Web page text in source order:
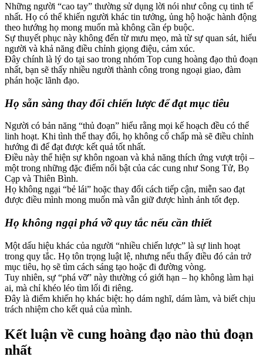
Những người “cao tay” thường sử dụng lời nói như công cụ tinh tế
nhất. Họ có thể khiến người khác tin tưởng, ủng hộ hoặc hành động
theo hướng họ mong muốn mà không cần ép buộc.
Sự thuyết phục này không đến từ mưu mẹo, mà từ sự quan sát, hiểu
người và khả năng điều chỉnh giọng điệu, cảm xúc.
Đây chính là lý do tại sao trong nhóm Top cung hoàng đạo thủ đoạn
nhất, bạn sẽ thấy nhiều người thành công trong ngoại giao, đàm
phán hoặc lãnh đạo.
Họ sẵn sàng thay đổi chiến lược để đạt mục tiêu
Người có bản năng “thủ đoạn” hiểu rằng mọi kế hoạch đều có thể
linh hoạt. Khi tình thế thay đổi, họ không cố chấp mà sẽ điều chỉnh
hướng đi để đạt được kết quả tốt nhất.
Điều này thể hiện sự khôn ngoan và khả năng thích ứng vượt trội –
một trong những đặc điểm nổi bật của các cung như Song Tử, Bọ
Cạp và Thiên Bình.
Họ không ngại “bẻ lái” hoặc thay đổi cách tiếp cận, miễn sao đạt
được điều mình mong muốn mà vẫn giữ được hình ảnh tốt đẹp.
Họ không ngại phá vỡ quy tắc nếu cần thiết
Một dấu hiệu khác của người “nhiều chiến lược” là sự linh hoạt
trong quy tắc. Họ tôn trọng luật lệ, nhưng nếu thấy điều đó cản trở
mục tiêu, họ sẽ tìm cách sáng tạo hoặc đi đường vòng.
Tuy nhiên, sự “phá vỡ” này thường có giới hạn – họ không làm hại
ai, mà chỉ khéo léo tìm lối đi riêng.
Đây là điểm khiến họ khác biệt: họ dám nghĩ, dám làm, và biết chịu
trách nhiệm cho kết quả của mình.
Kết luận về cung hoàng đạo nào thủ đoạn
nhất